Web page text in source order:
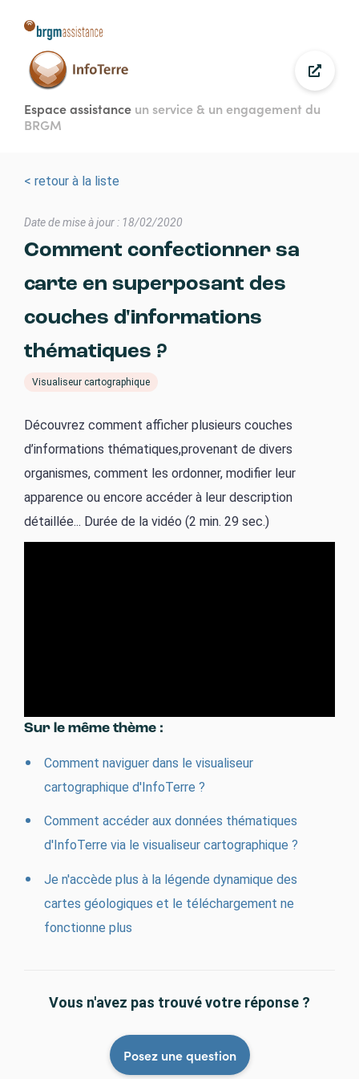
principal
Espace assistance un service & un engagement du
BRGM
< retour à la liste
Date de mise à jour : 18/02/2020
Comment confectionner sa
carte en superposant des
couches d'informations
thématiques ?
Visualiseur cartographique
Découvrez comment afficher plusieurs couches
d’informations thématiques,provenant de divers
organismes, comment les ordonner, modifier leur
apparence ou encore accéder à leur description
détaillée... Durée de la vidéo (2 min. 29 sec.)
Sur le même thème :
Comment naviguer dans le visualiseur
cartographique d'InfoTerre ?
Comment accéder aux données thématiques
d'InfoTerre via le visualiseur cartographique ?
Je n'accède plus à la légende dynamique des
cartes géologiques et le téléchargement ne
fonctionne plus
Vous n'avez pas trouvé votre réponse ?
Posez une question